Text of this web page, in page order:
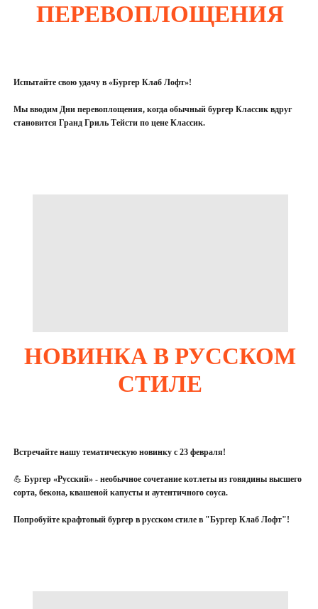
ПЕРЕВОПЛОЩЕНИЯ
Испытайте свою удачу в «Бургер Клаб Лофт»!
Мы вводим Дни перевоплощения, когда обычный бургер Классик вдруг
становится Гранд Гриль Тейсти по цене Классик.
НОВИНКА В РУССКОМ
СТИЛЕ
Встречайте нашу тематическую новинку с 23 февраля!
💪 Бургер «Русский» - необычное сочетание котлеты из говядины высшего
сорта, бекона, квашеной капусты и аутентичного соуса.
Попробуйте крафтовый бургер в русском стиле в "Бургер Клаб Лофт"!